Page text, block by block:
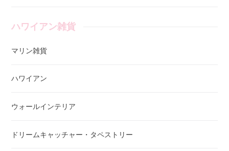
ハワイアン雑貨
マリン雑貨
ハワイアン
ウォールインテリア
ドリームキャッチャー・タペストリー